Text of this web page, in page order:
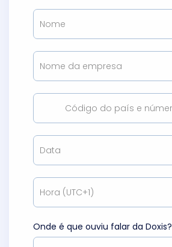
Onde é que ouviu falar da Doxis?